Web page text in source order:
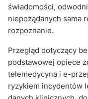
świadomości,
niepożądanych sama
rozpoznanie.
Przegląd dotyczący
podstawowej opiece
telemedycyna i e-
ryzykiem incydentów